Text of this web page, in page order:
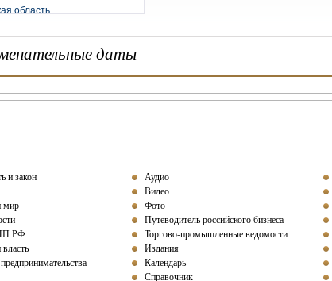
область
даты
и закон
мир
РФ
Аудио
Видео
Фото
Путеводитель российского бизнеса
Торгово-промышленные ведомости
Издания
Календарь
Справочник